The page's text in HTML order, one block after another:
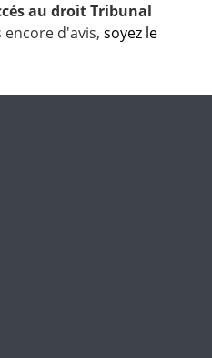
au droit Tribunal
encore d'avis, soyez le